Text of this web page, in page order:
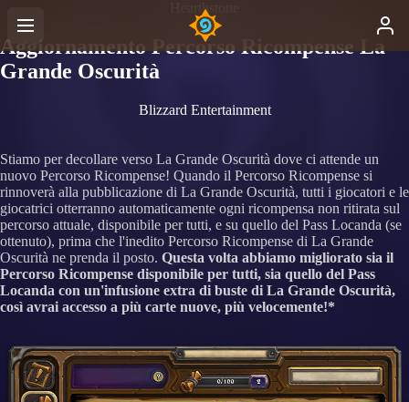
Hearthstone
Aggiornamento Percorso Ricompense La
Grande Oscurità
Blizzard Entertainment
Stiamo per decollare verso La Grande Oscurità dove ci attende un
nuovo Percorso Ricompense! Quando il Percorso Ricompense si
rinnoverà alla pubblicazione di La Grande Oscurità, tutti i giocatori e le
giocatrici otterranno automaticamente ogni ricompensa non ritirata sul
percorso attuale, disponibile per tutti, e su quello del Pass Locanda (se
ottenuto), prima che l'inedito Percorso Ricompense di La Grande
Oscurità ne prenda il posto. Questa volta abbiamo migliorato sia il
Percorso Ricompense disponibile per tutti, sia quello del Pass
Locanda con un'infusione extra di buste di La Grande Oscurità,
così avrai accesso a più carte nuove, più velocemente!*